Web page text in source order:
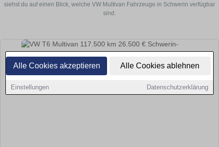
Alle Cookies akzeptieren Alle Cookies ablehnen
Einstellungen Datenschutzerklärung
siehst du auf einen Blick, welche VW Multivan Fahrzeuge in Schwerin verfügbar
sind.